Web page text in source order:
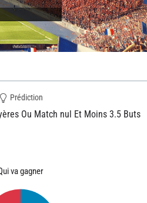
Prédiction
Ou Match nul Et Moins 3.5 Buts
va gagner